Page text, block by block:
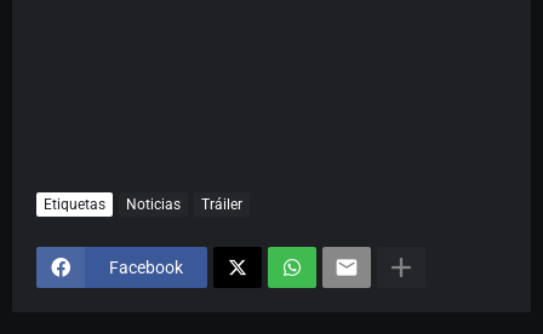
Etiquetas Noticias Tráiler
Facebook